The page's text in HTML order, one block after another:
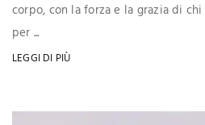
corpo, con la forza e la grazia di
per ...
LEGGI DI PIÙ